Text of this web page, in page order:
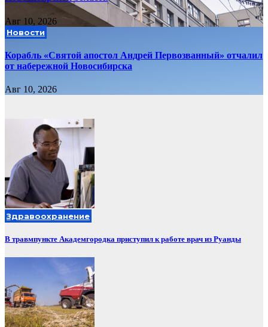
Авг 10, 2026
Новости
Корабль «Святой апостол Андрей Первозванный» отчалил
от набережной Новосибирска
Авг 10, 2026
Здравоохранение
В травмпункте Академгородка приступил к работе врач из Руанды